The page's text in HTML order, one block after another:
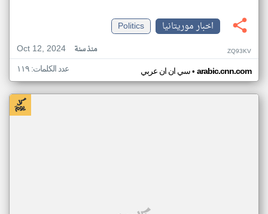
اخبار موريتانيا
Politics
Oct 12, 2024
منذ سنة ZQ93KV
سي ان ان عربي• arabic.cnn.com عدد الكلمات: ١١٩